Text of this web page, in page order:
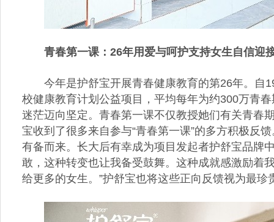
青春第一课：26年用爱与呵护支持女生自信迎
今年是护舒宝开展青春健康教育的第26年。自
校健康教育计划公益项目，平均每年为约300万青
迷茫迈向坚定。青春第一课不仅教授她们有关青春
宝收到了很多来自参与“青春第一课”的多方积极反
有备而来。长大后有幸成为项目发起者护舒宝品牌
敢，这种转变也让我备受鼓舞。这种成就感激励着
给更多的女生。”护舒宝也将这些正向反馈视为最